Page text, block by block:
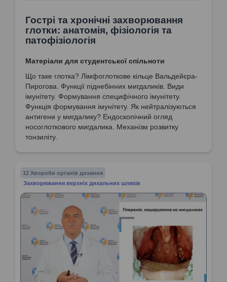
Гострі та хронічні захворювання
глотки: анатомія, фізіологія та
патофізіологія
Матеріали для студентської спільноти
Що таке глотка? Лімфоглоткове кільце Вальдейєра-
Пирогова. Функції піднебінних мигдаликів. Види
імунітету. Формування специфічного імунітету.
Функція формування імунітету. Як нейтралізуються
антигени у мигдалику? Ендоскопічний огляд
носоглоткового мигдалика. Механізм розвитку
тонзиліту.
12 Хвороби органів дихання
Захворювання верхніх дихальних шляхів